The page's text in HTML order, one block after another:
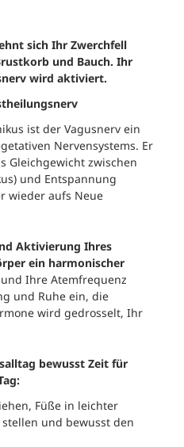
sich Ihr Zwerchfell
und Bauch. Ihr
wird aktiviert.
ist der Vagusnerv ein
Nervensystems. Er
Gleichgewicht zwischen
und Entspannung
wieder aufs Neue
Aktivierung Ihres
ein harmonischer
Ihre Atemfrequenz
und Ruhe ein, die
wird gedrosselt, Ihr
bewusst Zeit für
Füße in leichter
und bewusst den